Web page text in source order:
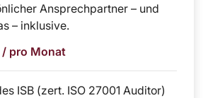
Ansprechpartner – und
– inklusive.
/ pro Monat
ISB (zert. ISO 27001 Auditor)